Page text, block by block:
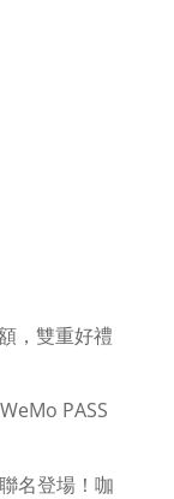
，雙重好禮
PASS
名登場！咖